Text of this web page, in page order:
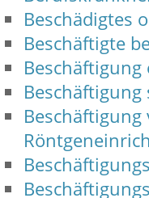
Beschädigtes
Beschäftigte